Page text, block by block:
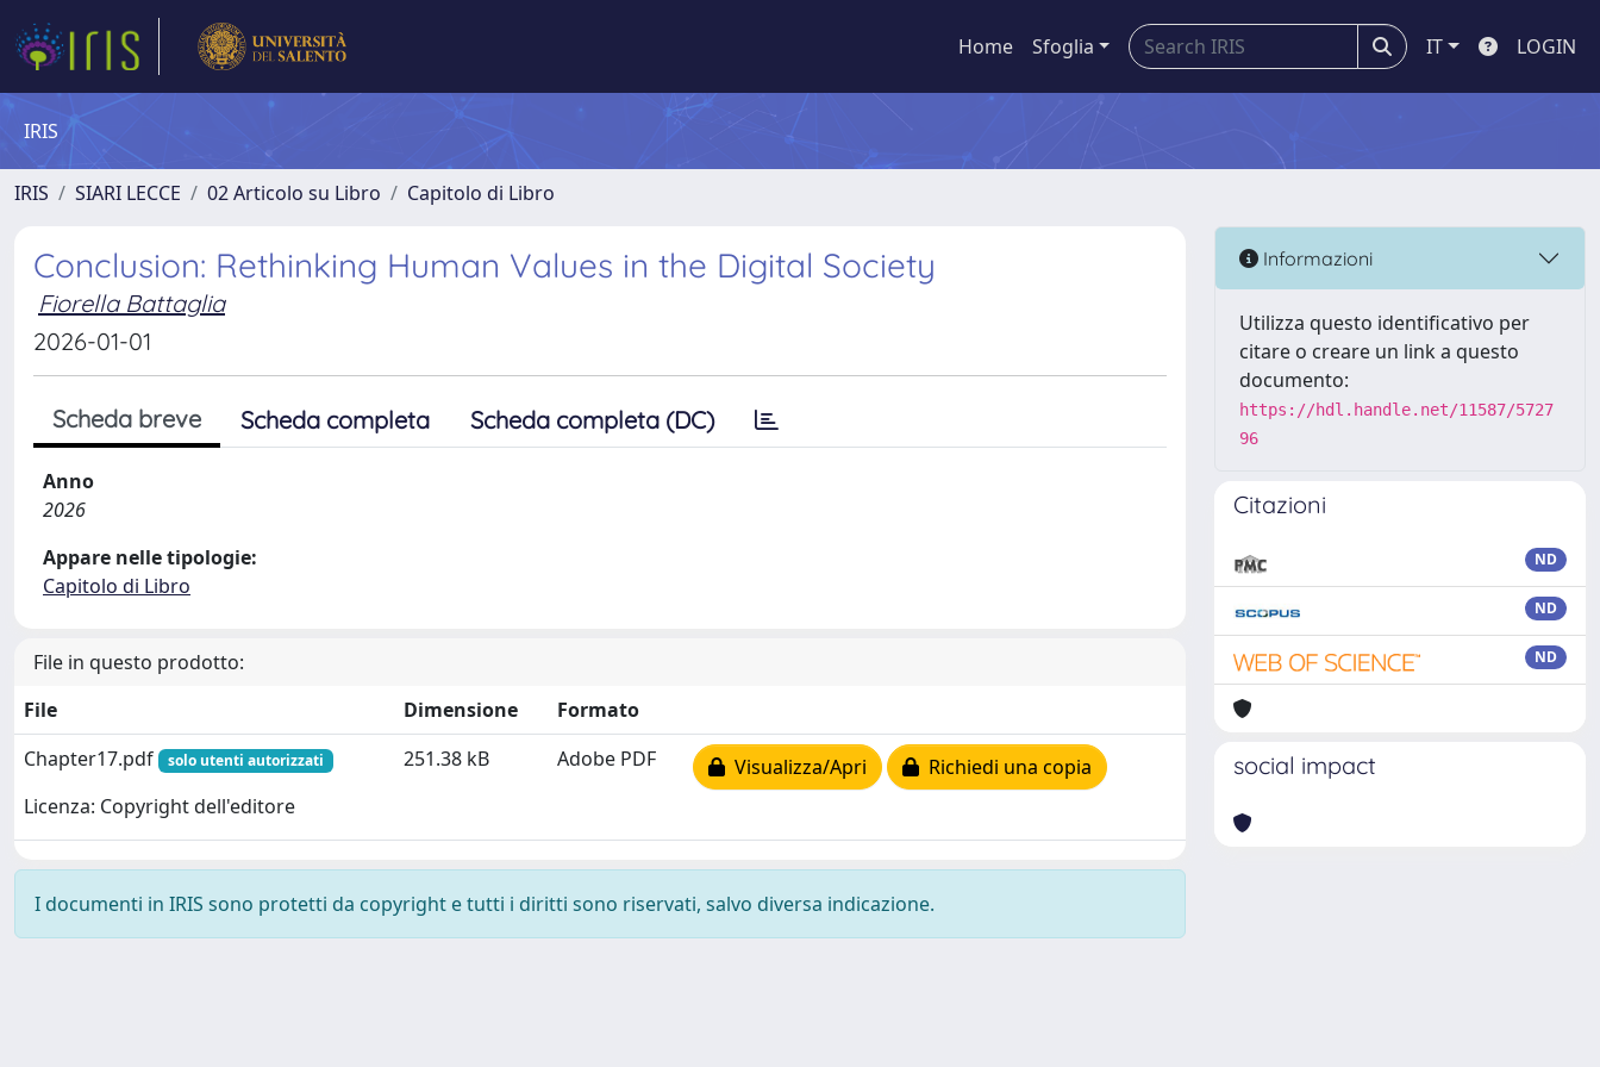
Home Sfoglia IT LOGIN
IRIS
IRIS SIARI LECCE 02 Articolo su Libro Capitolo di Libro
Conclusion: Rethinking Human Values in the Digital Society
Fiorella Battaglia
2026-01-01
Scheda breve Scheda completa Scheda completa (DC)
Anno
2026
Appare nelle tipologie:
Capitolo di Libro
File in questo prodotto:
File
Dimensione
Formato
Chapter17.pdf
solo utenti autorizzati
Licenza: Copyright dell'editore
251.38 kB Adobe PDF Visualizza/Apri Richiedi una copia
I documenti in IRIS sono protetti da copyright e tutti i diritti sono riservati, salvo diversa indicazione.
Informazioni
Utilizza questo identificativo per
citare o creare un link a questo
documento:
https://hdl.handle.net/11587/5727
96
Citazioni
ND
ND
ND
social impact